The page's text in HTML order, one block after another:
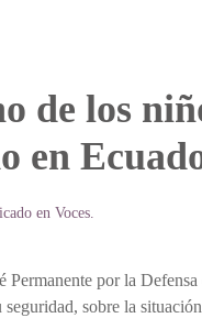
de los
en
en Voces
por la Defensa
sobre la